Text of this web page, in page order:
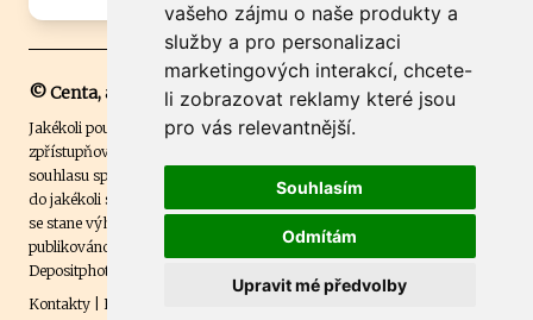
vašeho zájmu o naše produkty a
služby a pro personalizaci
marketingových interakcí, chcete-
li zobrazovat reklamy které jsou
pro vás relevantnější.
Souhlasím
Odmítám
Upravit mé předvolby
© Centa, a.s.
Jakékoli použití obsahu včetně převzetí, šíření či dalšího užití a
zpřístupňování textových či obrazových materiálů bez písemného
souhlasu společnosti Centa,a.s. je zakázáno. Čtenář svým přihlášením
do jakékoli soutěže na našem webu dává souhlas s tím, že v případě, že
se stane výhercem této soutěže, může být jeho jméno na webu
publikováno. Centa, a.s. využívala licenci ČTK a využívá fotografie z
Depositphotos
Kontakty
Etický kodex